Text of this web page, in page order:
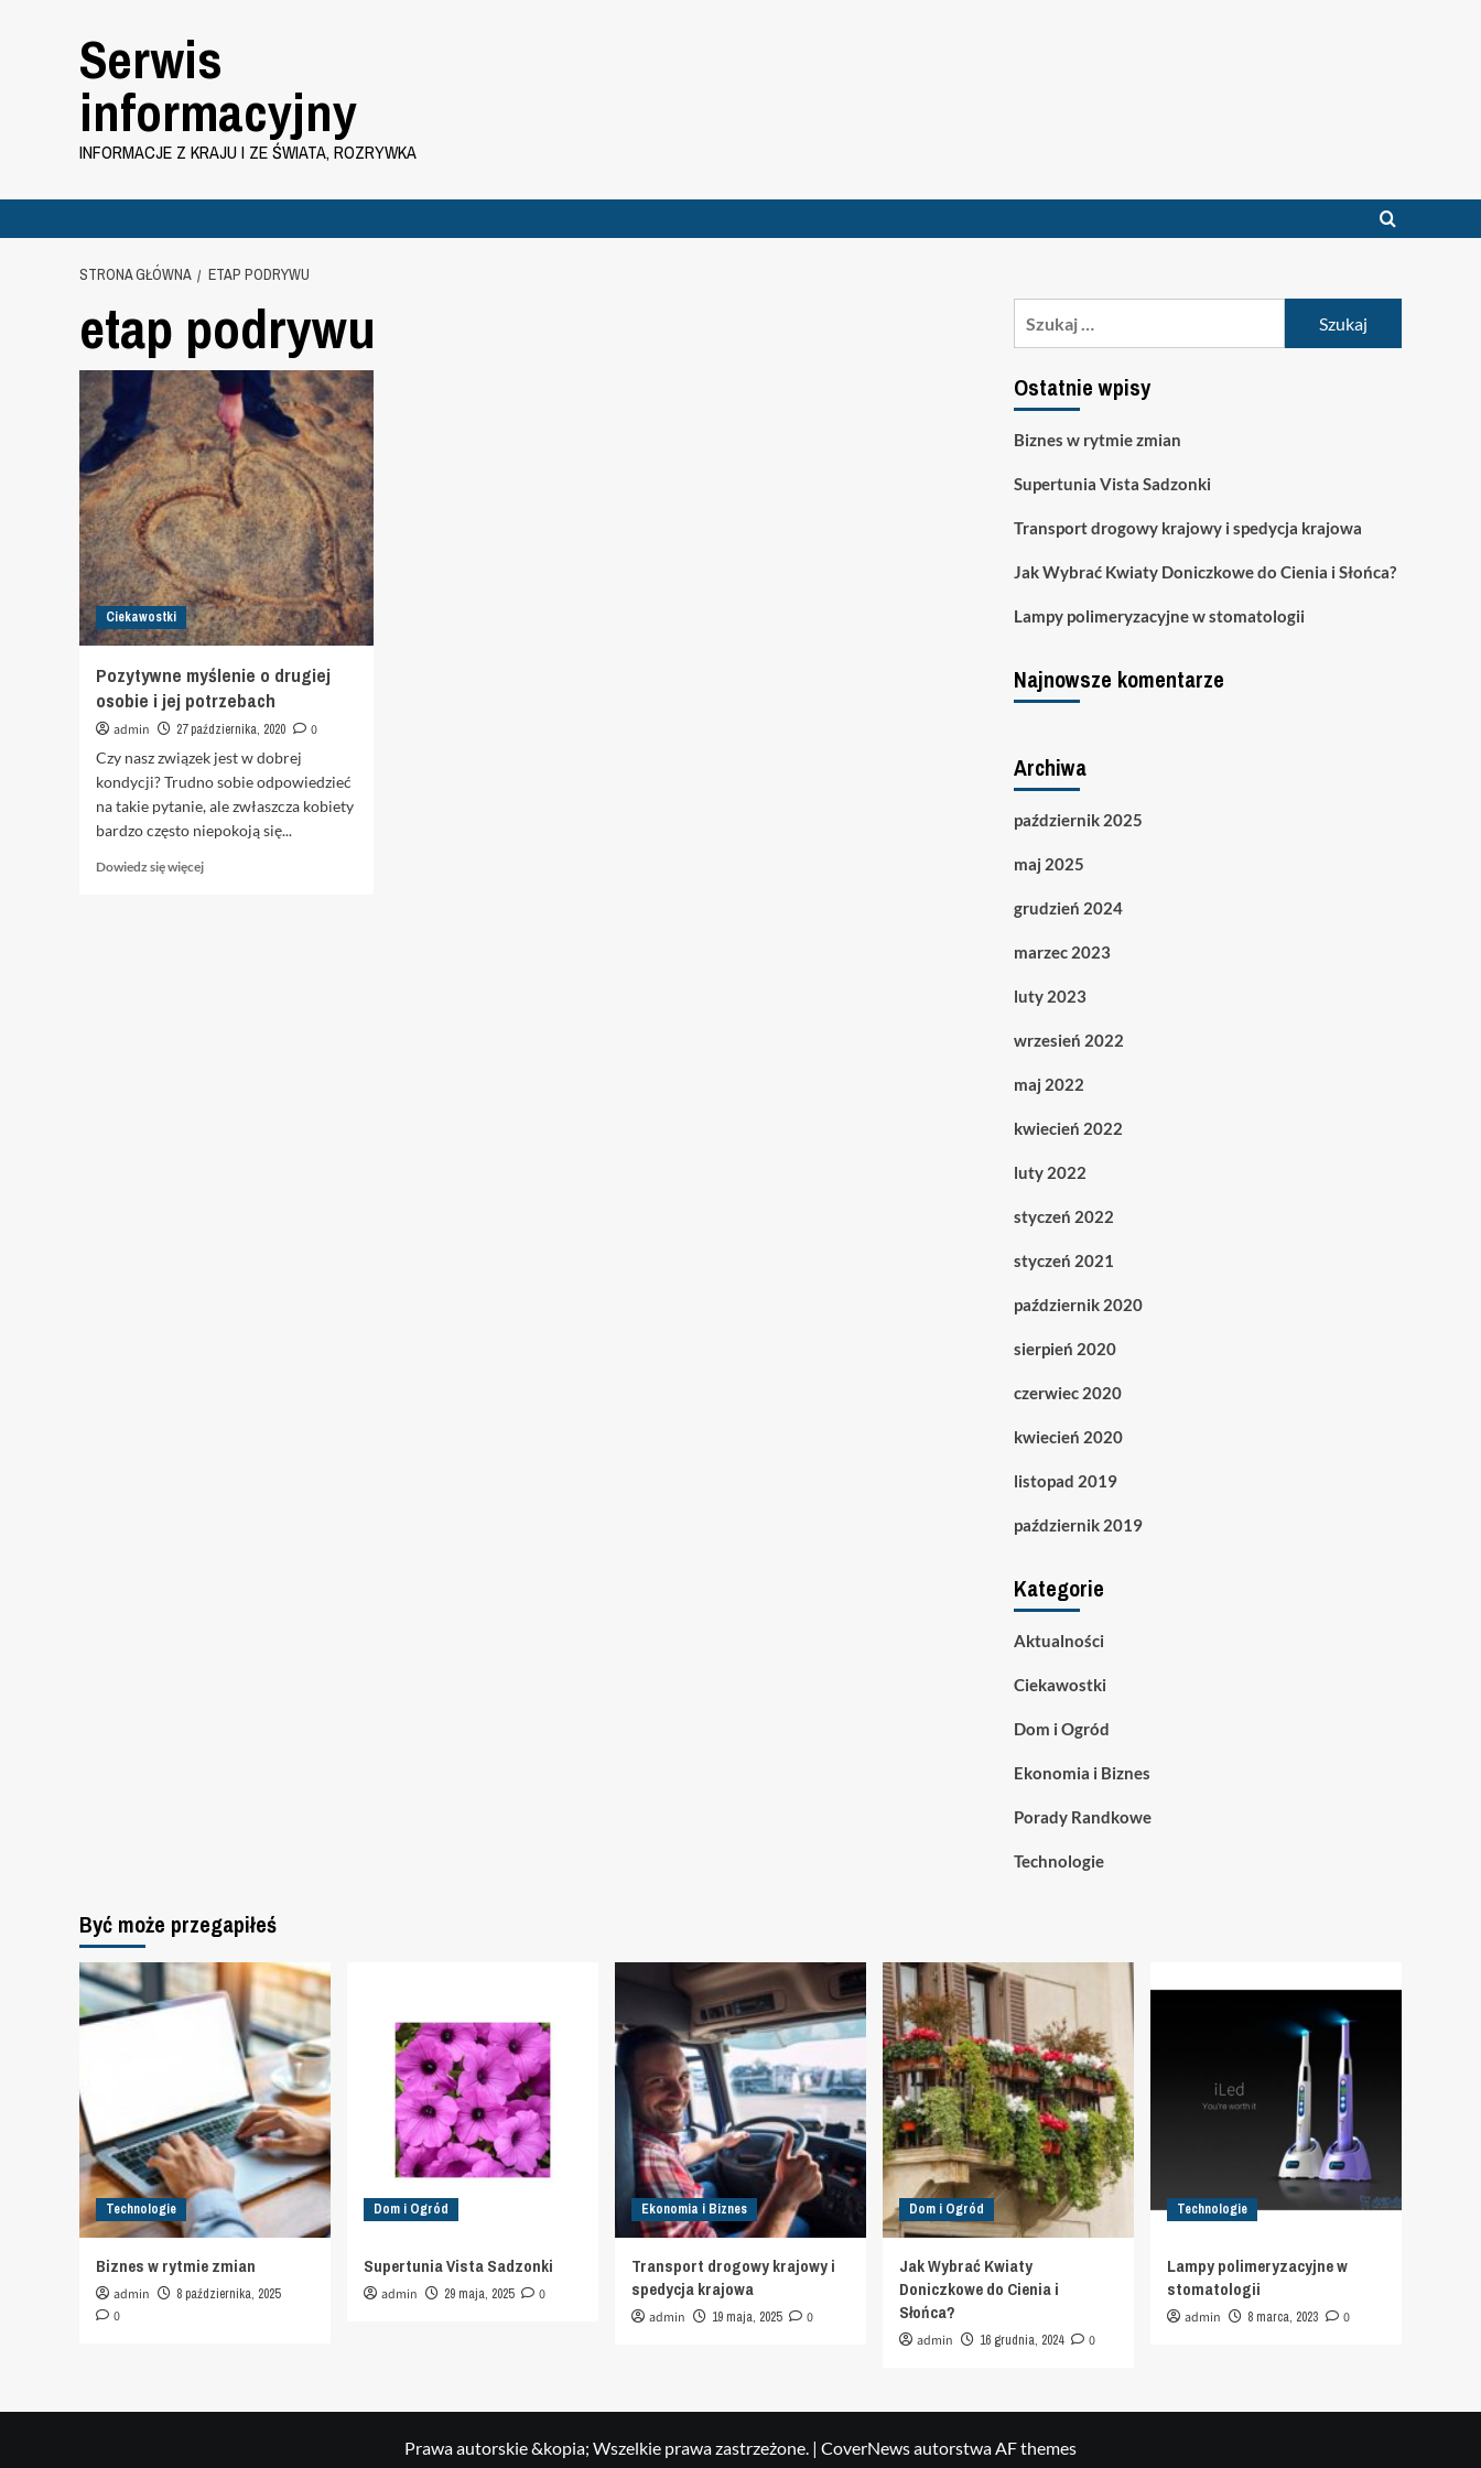
Serwis
informacyjny
INFORMACJE Z KRAJU I ZE ŚWIATA, ROZRYWKA
STRONA GŁÓWNA ETAP PODRYWU
etap podrywu
Ciekawostki
Pozytywne myślenie o drugiej
osobie i jej potrzebach
admin 27 października, 2020
0
Czy nasz związek jest w dobrej
kondycji? Trudno sobie odpowiedzieć
na takie pytanie, ale zwłaszcza kobiety
bardzo często niepokoją się...
Dowiedz się więcejDowiedz
Ostatnie wpisy
Biznes w rytmie zmian
Supertunia Vista Sadzonki
Transport drogowy krajowy i spedycja krajowa
Jak Wybrać Kwiaty Doniczkowe do Cienia i Słońca?
Lampy polimeryzacyjne w stomatologii
Najnowsze komentarze
Archiwa
październik 2025
maj 2025
grudzień 2024
marzec 2023
luty 2023
wrzesień 2022
maj 2022
kwiecień 2022
luty 2022
styczeń 2022
styczeń 2021
październik 2020
sierpień 2020
czerwiec 2020
kwiecień 2020
listopad 2019
październik 2019
Kategorie
Aktualności
Ciekawostki
Dom i Ogród
Ekonomia i Biznes
Porady Randkowe
Technologie
Być może przegapiłeś
Technologie
Biznes w rytmie zmian
admin 8 października, 2025
0
Dom i Ogród
Supertunia Vista Sadzonki
admin 29 maja, 2025 0
Ekonomia i Biznes
Transport drogowy krajowy i
spedycja krajowa
admin 19 maja, 2025 0
Dom i Ogród
Jak Wybrać Kwiaty
Doniczkowe do Cienia i
Słońca?
admin 16 grudnia, 2024 0
Technologie
Lampy polimeryzacyjne w
stomatologii
admin 8 marca, 2023 0
Prawa autorskie &kopia; Wszelkie prawa zastrzeżone. | CoverNewsautorstwa AF themes